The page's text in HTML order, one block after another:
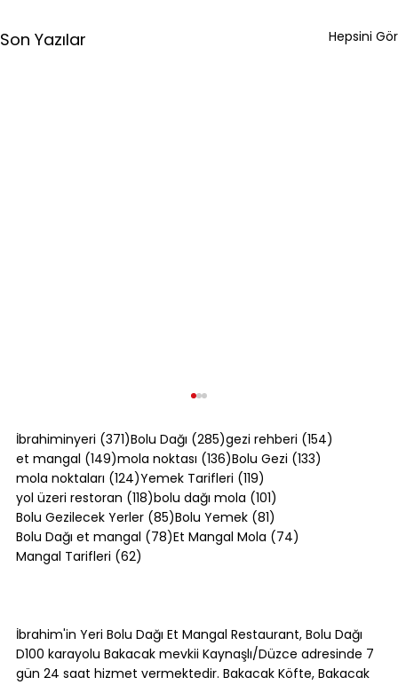
Son Yazılar Hepsini Gör
Yapılır?
İbrahiminyeri (371)371 yazı
Bolu Dağı (285)285 yazı
gezi rehberi (154)
et mangal (149)149 yazı
mola noktası (136)136 yazı
Bolu Gezi (133)
mola noktaları (124)124 yazı
Yemek Tarifleri (119)
yol üzeri restoran (118)118 yazı
bolu dağı mola (101)
Bolu Gezilecek Yerler (85)85 yazı
Bolu Yemek (81)
Bolu Dağı et mangal (78)78 yazı
Et Mangal Mola (74)
Mangal Tarifleri (62)
İbrahim'in Yeri Bolu Dağı Et Mangal Restaurant, Bolu Dağı
D100 karayolu Bakacak mevkii Kaynaşlı/Düzce adresinde 7
gün 24 saat hizmet vermektedir. Bakacak Köfte, Bakacak